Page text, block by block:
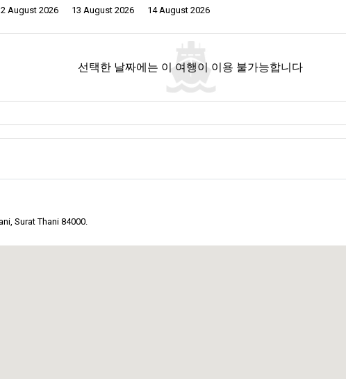
계에서 온 여행자들이 지도를 들고 꿈을 가득 담은 배낭을 메고 거리를 걷습니다.
습니다.
을 연결합니다. 함께 지역의 숨겨진 보물을 찾아 나서고, 이 세상 한쪽에서 간직해
에는 고대의 매력적인 도시치앙마이가 사원과 산악의 아름다움으로 여러분을 부릅
는 상상을 해보세요. 숲의 소리, 새의 지저귐, 나뭇잎의 바스락거림이 자연의 교향곡
더 많은 것을 보고 싶다면, 수랏타니는 여러분의 출발점이 될 것입니다. 이 도시는
August 2026 13 August 2026 14 August 2026
선택한 날짜에는 이 여행이 이용 불가능합니다
Surat Thani 84000.